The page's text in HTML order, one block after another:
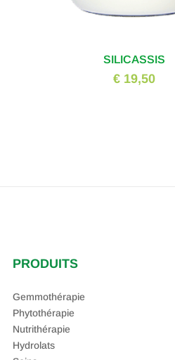
SILICASSIS
€ 19,50
PRODUITS
Gemmothérapie
Phytothérapie
Nutrithérapie
Hydrolats